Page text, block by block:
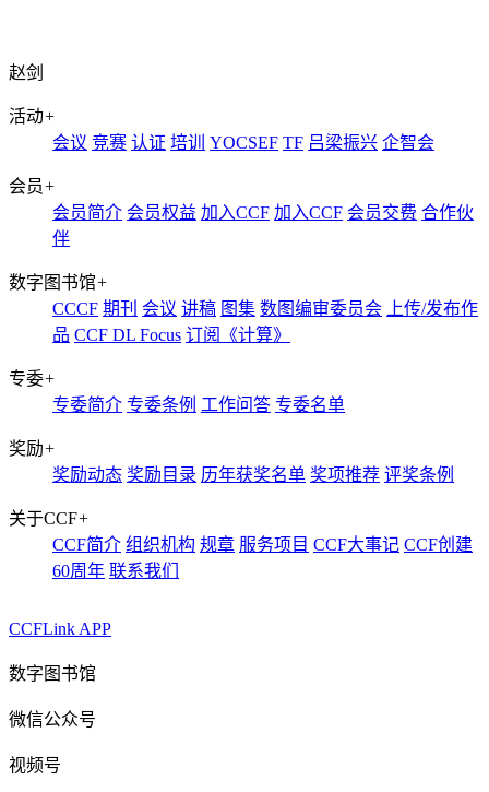
赵剑
活动+
会议 竞赛 认证 培训 YOCSEF TF 吕梁振兴 企智会
会员+
会员简介 会员权益 加入CCF 加入CCF 会员交费 合作伙
伴
数字图书馆+
CCCF 期刊 会议 讲稿 图集 数图编审委员会
上传/发布作
品 CCF DL Focus 订阅《计算》
专委+
专委简介 专委条例 工作问答 专委名单
奖励+
奖励动态 奖励目录 历年获奖名单 奖项推荐 评奖条例
关于CCF+
CCF简介 组织机构 规章 服务项目 CCF大事记 CCF创建
60周年 联系我们
CCFLink APP
数字图书馆
微信公众号
视频号